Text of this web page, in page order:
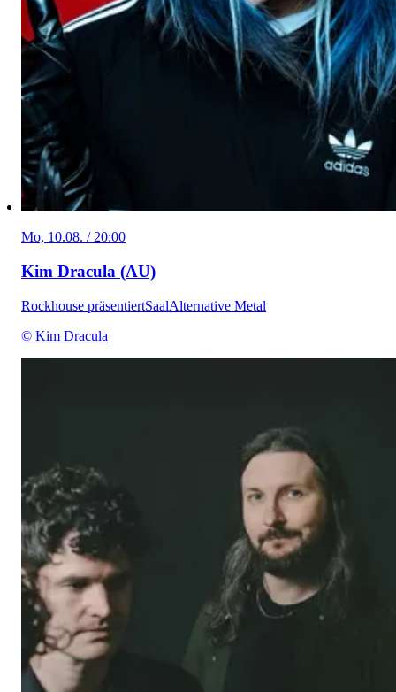
Mo, 10.08. / 20:00
Kim Dracula (AU)
Rockhouse präsentiertSaalAlternative Metal
© Kim Dracula